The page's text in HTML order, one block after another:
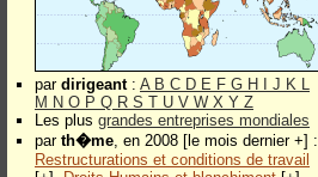
par dirigeant: A B C D E F G H J K L
M N O P Q R S T U V W X Y Z
Les plus grandes entreprises mondiales
par th�me, en 2008 [le mois dernier +] :
Restructurations et conditions de travail